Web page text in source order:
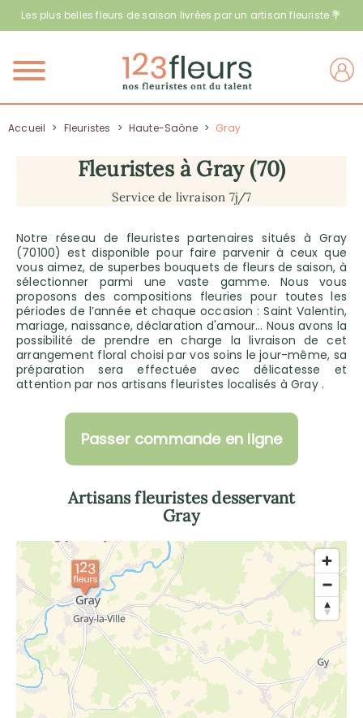
Les plus belles fleurs de saison livrées par un artisan fleuriste 💐
Menu
Accueil > Fleuristes > Haute-Saône > Gray
Fleuristes à Gray (70)
Service de livraison 7j/7
Notre réseau de fleuristes partenaires situés à Gray
(70100) est disponible pour faire parvenir à ceux que
vous aimez, de superbes bouquets de fleurs de saison, à
sélectionner parmi une vaste gamme. Nous vous
proposons des compositions fleuries pour toutes les
périodes de l’année et chaque occasion : Saint Valentin,
mariage, naissance, déclaration d'amour… Nous avons la
possibilité de prendre en charge la livraison de cet
arrangement floral choisi par vos soins le jour-même, sa
préparation sera effectuée avec délicatesse et
attention par nos artisans fleuristes localisés à Gray .
Passer commande en ligne
Artisans fleuristes desservant
Gray